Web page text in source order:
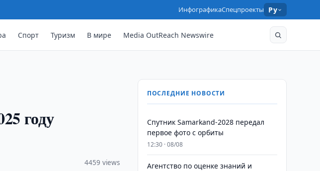
ИнфографикаСпецпроекты Ру
Спорт Туризм В мире Media OutReach Newswire
году
4459 views
ПОСЛЕДНИЕ НОВОСТИ
Спутник Samarkand-2028 передал
первое фото с орбиты
12:30 · 08/08
Агентство по оценке знаний и